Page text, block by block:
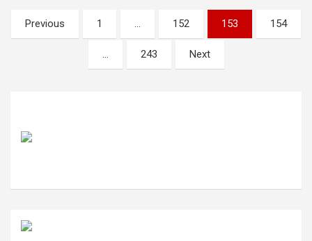
Paginação
dos
conteúdos
Previous 1 … 152 153 154
… 243 Next